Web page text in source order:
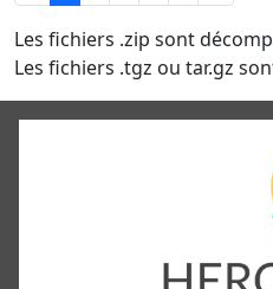
Les fichiers .zip sont
Les fichiers .tgz ou tar.gz